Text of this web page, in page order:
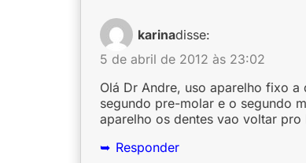
karinadisse:
5 de abril de 2012 às 23:02
Olá Dr Andre, uso aparelho fixo
segundo pre-molar e o segundo
aparelho os dentes vao voltar
Responder